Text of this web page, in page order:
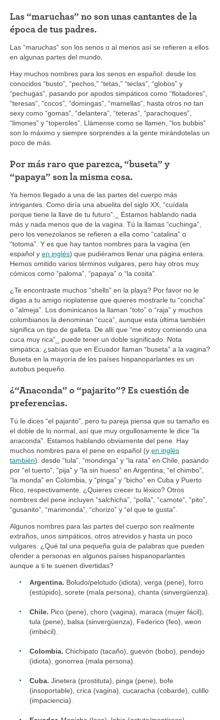
Las “maruchas” no son unas cantantes de la
época de tus padres.
Las “maruchas” son los senos o al menos así se refieren a ellos
en algunas partes del mundo.
Hay muchos nombres para los senos en español: desde los
conocidos “busto”, “pechos,” “tetas,” “teclas”, “globos” y
“pechugas”, pasando por apodos simpáticos como “flotadores”,
“teresas”, “cocos”, “domingas”, “mamellas”, hasta otros no tan
sexy como “gomas”, “delantera”, “teteras”, “parachoques”,
“limones” y “toperoles”. Llámense como se llamen, “los bubbis”
son lo máximo y siempre sorprendes a la gente mirándotelas un
poco de más.
Por más raro que parezca, “buseta” y
“papaya” son la misma cosa.
Ya hemos llegado a una de las partes del cuerpo más
intrigantes. Como diría una abuelita del siglo XX, “cuídala
porque tiene la llave de tu futuro”._ Estamos hablando nada
más y nada menos que de la vagina. Tú la llamas “cuchinga”,
pero los venezolanos se refieren a ella como “catalina” o
“totoma”. Y es que hay tantos nombres para la vagina (en
español y en inglés) que pudiéramos llenar una página entera.
Hemos omitido varios términos vulgares, pero hay otros muy
cómicos como “paloma”, “papaya” o “la cosita”.
¿Te encontraste muchos “shells” en la playa? Por favor no le
digas a tu amigo rioplatense que quieres mostrarle tu “concha”
o “almeja”. Los dominicanos la llaman “toto” o “raja” y muchos
colombianos la denominan “cuca”, aunque esta última también
significa un tipo de galleta. De allí que “me estoy comiendo una
cuca muy rica”_ puede tener un doble significado. Nota
simpática: ¿sabías que en Ecuador llaman “buseta” a la vagina?
Buseta en la mayoría de los países hispanoparlantes es un
autobus pequeño.
¿“Anaconda” o “pajarito”? Es cuestión de
preferencias.
Tú le dices “el pajarito”, pero tu pareja piensa que su tamaño es
el doble de lo normal, así que muy orgullosamente le dice “la
anaconda”. Estamos hablando obviamente del pene. Hay
muchos nombres para el pene en español (y en inglés
también): desde “tula”, “mondinga” y “la rata” en Chile, pasando
por “el tuerto”, “pija” y “la sin hueso” en Argentina; “el chimbo”,
“la monda” en Colombia, y “pinga” y “bicho” en Cuba y Puerto
Rico, respectivamente. ¿Quieres crecer tu léxico? Otros
nombres del pene incluyen “salchicha”, “polla”, “camote”, “pito”,
“gusanito”, “marimonda”, “chorizo” y “el que te gusta”.
Algunos nombres para las partes del cuerpo son realmente
extraños, unos simpáticos, otros atrevidos y hasta un poco
vulgares. ¿Qué tal una pequeña guía de palabras que pueden
ofender a personas en algunos países hispanoparlantes
aunque a ti te suenen divertidas?
Argentina. Boludo/pelotudo (idiota), verga (pene), forro
(estúpido), sorete (mala persona), chanta (sinvergüenza).
Chile. Pico (pene), choro (vagina), maraca (mujer fácil),
tula (pene), balsa (sinvergüenza), Federico (feo), weon
(imbécil).
Colombia. Chichipato (tacaño), guevón (bobo), pendejo
(idiota), gonorrea (mala persona).
Cuba. Jinetera (prostituta), pinga (pene), bofe
(insoportable), crica (vagina), cucaracha (cobarde), culillo
(impaciencia).